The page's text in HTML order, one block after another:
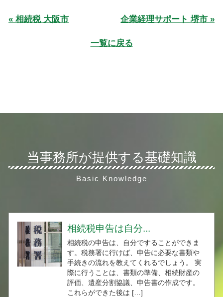
« 相続税 大阪市 企業経理サポート 堺市 »
一覧に戻る
当事務所が提供する基礎知識
Basic Knowledge
相続税申告は自分...
相続税の申告は、自分ですることができま
す。税務署に行けば、申告に必要な書類や
手続きの流れを教えてくれるでしょう。 実
際に行うことは、書類の準備、相続財産の
評価、遺産分割協議、申告書の作成です。
これらができた後は […]